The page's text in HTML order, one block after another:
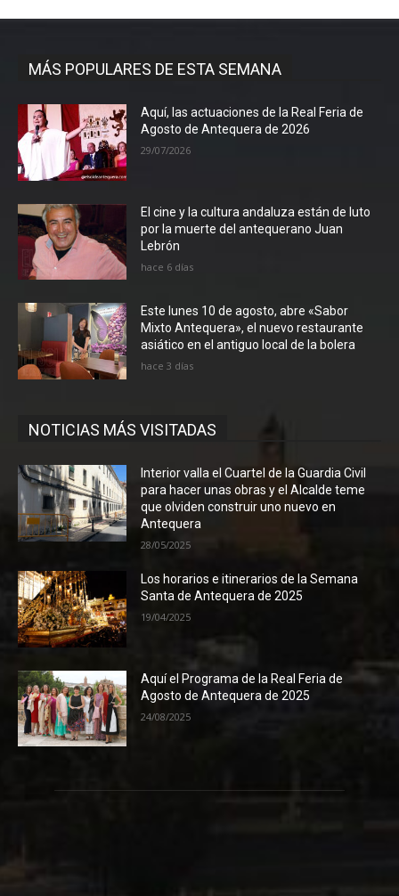
MÁS POPULARES DE ESTA SEMANA
Aquí, las actuaciones de la Real Feria de
Agosto de Antequera de 2026
29/07/2026
El cine y la cultura andaluza están de luto
por la muerte del antequerano Juan
Lebrón
hace 6 días
Este lunes 10 de agosto, abre «Sabor
Mixto Antequera», el nuevo restaurante
asiático en el antiguo local de la bolera
hace 3 días
NOTICIAS MÁS VISITADAS
Interior valla el Cuartel de la Guardia Civil
para hacer unas obras y el Alcalde teme
que olviden construir uno nuevo en
Antequera
28/05/2025
Los horarios e itinerarios de la Semana
Santa de Antequera de 2025
19/04/2025
Aquí el Programa de la Real Feria de
Agosto de Antequera de 2025
24/08/2025